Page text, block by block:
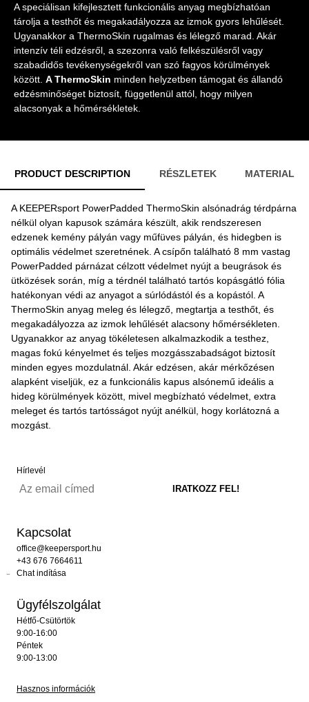
A speciálisan kifejlesztett funkcionális anyag megbízhatóan
tárolja a testhőt és megakadályozza az izmok gyors lehűlését.
Ugyanakkor a ThermoSkin rugalmas és lélegző marad. Akár
intenzív téli edzésről, a szezonra való felkészülésről vagy
szabadidős tevékenységekről van szó fagyos körülmények
között. A ThermoSkin minden helyzetben támogat és állandó
edzésminőséget biztosít, függetlenül attól, hogy milyen
alacsonyak a hőmérsékletek.
PRODUCT DESCRIPTION RÉSZLETEK MATERIAL
A KEEPERsport PowerPadded ThermoSkin alsónadrág térdpárna
nélkül olyan kapusok számára készült, akik rendszeresen
edzenek kemény pályán vagy műfüves pályán, és hidegben is
optimális védelmet szeretnének. A csípőn található 8 mm vastag
PowerPadded párnázat célzott védelmet nyújt a beugrások és
ütközések során, míg a térdnél található tartós kopásgátló fólia
hatékonyan védi az anyagot a súrlódástól és a kopástól. A
ThermoSkin anyag meleg és lélegző, megtartja a testhőt, és
megakadályozza az izmok lehűlését alacsony hőmérsékleten.
Ugyanakkor az anyag tökéletesen alkalmazkodik a testhez,
magas fokú kényelmet és teljes mozgásszabadságot biztosít
minden egyes mozdulatnál. Akár edzésen, akár mérkőzésen
alapként viseljük, ez a funkcionális kapus alsónemű ideális a
hideg körülmények között, mivel megbízható védelmet, extra
meleget és tartós tartósságot nyújt anélkül, hogy korlátozná a
mozgást.
Hírlevél
Kapcsolat
office@keepersport.hu
+43 676 7664611
Chat indítása
Ügyfélszolgálat
Hétfő-Csütörtök
9:00-16:00
Péntek
9:00-13:00
Hasznos információk